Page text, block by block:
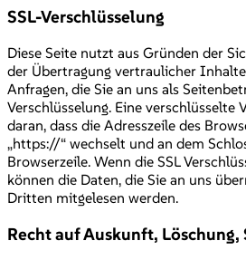
SSL-Verschlüsselung
Diese Seite nutzt aus Gründen der
der Übertragung vertraulicher
Anfragen, die Sie an uns als
Verschlüsselung. Eine verschlüsselte
daran, dass die Adresszeile des
„https://“ wechselt und an dem
Browserzeile. Wenn die SSL
können die Daten, die Sie an uns
Dritten mitgelesen werden.
Recht auf Auskunft, Löschung,